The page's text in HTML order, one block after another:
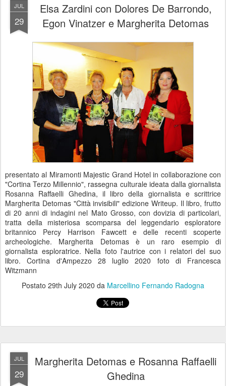
JUL
29
Elsa Zardini con Dolores De Barrondo,
Egon Vinatzer e Margherita Detomas
presentato al Miramonti Majestic Grand Hotel in collaborazione con
"Cortina Terzo Millennio", rassegna culturale ideata dalla giornalista
Rosanna Raffaelli Ghedina, il libro della giornalista e scrittrice
Margherita Detomas "Città invisibili" edizione Writeup. Il libro, frutto
di 20 anni di indagini nel Mato Grosso, con dovizia di particolari,
tratta della misteriosa scomparsa del leggendario esploratore
britannico Percy Harrison Fawcett e delle recenti scoperte
archeologiche. Margherita Detomas è un raro esempio di
giornalista esploratrice. Nella foto l'autrice con i relatori del suo
libro. Cortina d'Ampezzo 28 luglio 2020 foto di Francesca
Witzmann
Postato 29th July 2020 da Marcellino Fernando Radogna
JUL
29
Margherita Detomas e Rosanna Raffaelli
Ghedina